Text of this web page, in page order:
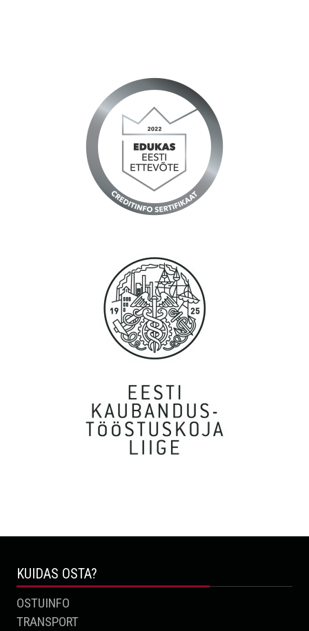
arugi saanud, et tellitud :)
Jõudu ja jaksu ka edaspidiseks :)
Tänud, töökorraldus ning logistika on Teil suurepärane.
Igatahes suured tänud! Teenus osutus kiiremaks kui isegi
unistada oskasin! Nagu supermen tõi kohale...
Täiesti uskumatult kiire teenindus! Suured tänud.
Marge, Tallinn
KUIDAS OSTA?
OSTUINFO
TRANSPORT